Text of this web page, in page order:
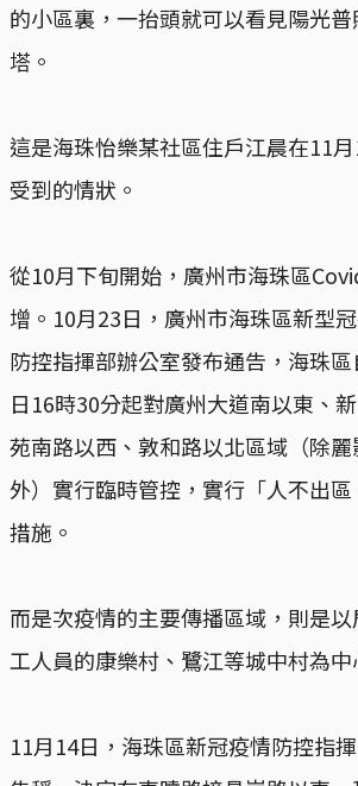
的小區裏，一抬頭就可以看見陽光
塔。
這是海珠怡樂某社區住戶江晨在11
受到的情狀。
從10月下旬開始，廣州市海珠區
增。10月23日，廣州市海珠區新型
防控指揮部辦公室發布通告，海珠
日16時30分起對廣州大道南以東、
苑南路以西、敦和路以北區域（除
外）實行臨時管控，實行「人不出
措施。
而是次疫情的主要傳播區域，則是
工人員的康樂村、鷺江等城中村為中
11月14日，海珠區新冠疫情防控指